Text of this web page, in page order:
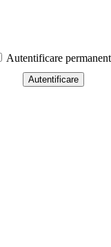
Autentificare